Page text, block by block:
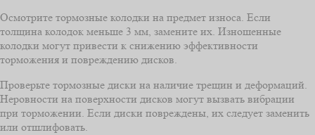
Осмотрите тормозные колодки на предмет износа. Если
толщина колодок меньше 3 мм, замените их. Изношенные
колодки могут привести к снижению эффективности
торможения и повреждению дисков.
Проверьте тормозные диски на наличие трещин и деформаций.
Неровности на поверхности дисков могут вызвать вибрации
при торможении. Если диски повреждены, их следует заменить
или отшлифовать.